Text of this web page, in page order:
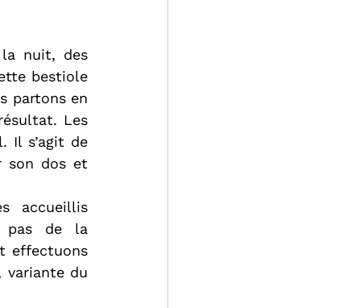
la nuit, des
bestiole
partons en
Les
Il s’agit de
son dos et
accueillis
pas de la
effectuons
variante du